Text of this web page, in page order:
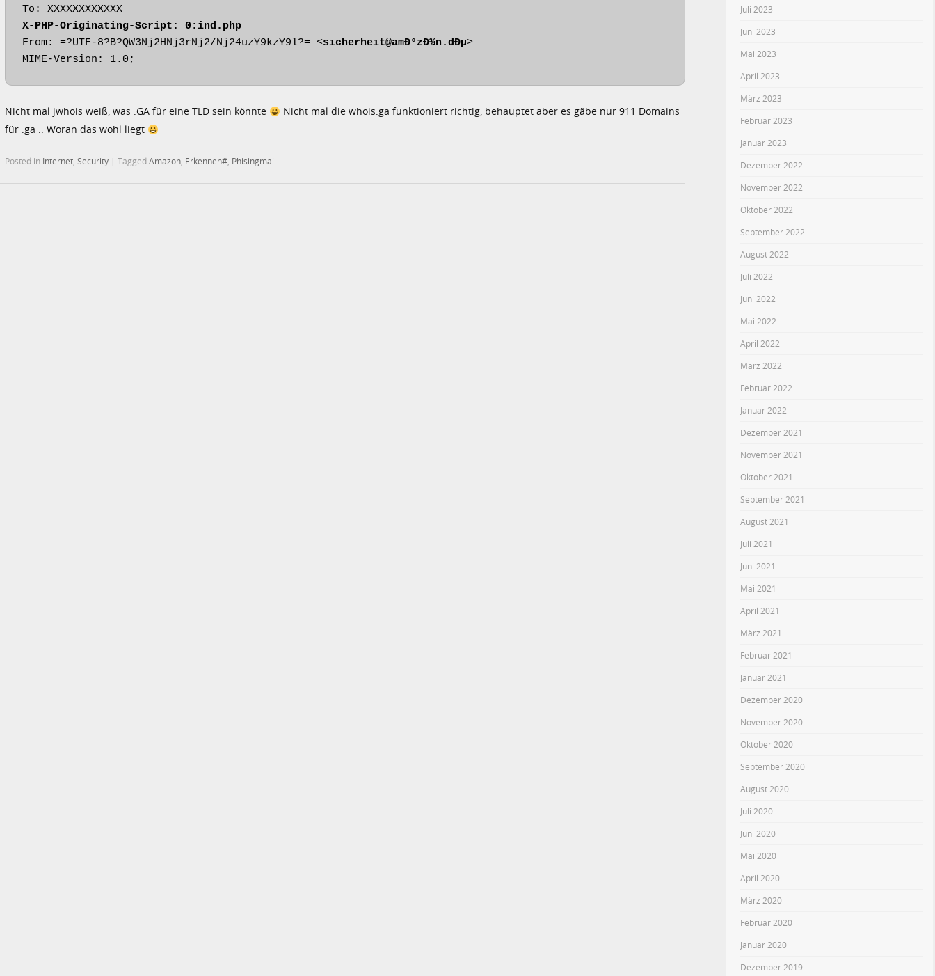
X-PHP-Originating-Script: 0:ind.php
From: =?UTF-8?B?QW3Nj2HNj3rNj2/Nj24uzY9kzY9l?= <sicherheit@amÐ°zÐ¾n.dÐµ>
MIME-Version: 1.0;
Nicht mal jwhois weiß, was .GA für eine TLD sein könnte
Nicht mal die whois.ga funktioniert richtig, behauptet aber es gäbe nur 911 Domains
für .ga .. Woran das wohl liegt
Posted in Internet Security | TaggedAmazon Erkennen# Phisingmail
Juli 2023
Juni 2023
Mai 2023
April 2023
März 2023
Februar 2023
Januar 2023
Dezember 2022
November 2022
Oktober 2022
September 2022
August 2022
Juli 2022
Juni 2022
Mai 2022
April 2022
März 2022
Februar 2022
Januar 2022
Dezember 2021
November 2021
Oktober 2021
September 2021
August 2021
Juli 2021
Juni 2021
Mai 2021
April 2021
März 2021
Februar 2021
Januar 2021
Dezember 2020
November 2020
Oktober 2020
September 2020
August 2020
Juli 2020
Juni 2020
Mai 2020
April 2020
März 2020
Februar 2020
Januar 2020
Dezember 2019